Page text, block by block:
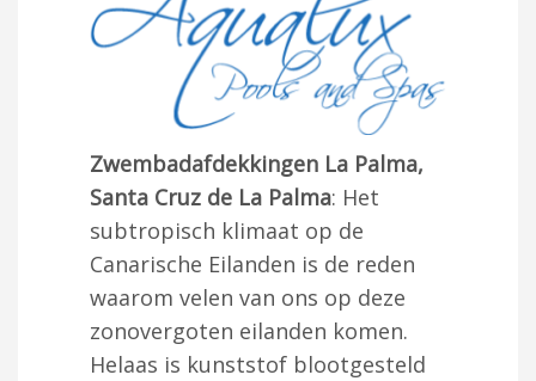
Zwembadafdekkingen La Palma,
Santa Cruz de La Palma: Het
subtropisch klimaat op de
Canarische Eilanden is de reden
waarom velen van ons op deze
zonovergoten eilanden komen.
Helaas is kunststof blootgesteld